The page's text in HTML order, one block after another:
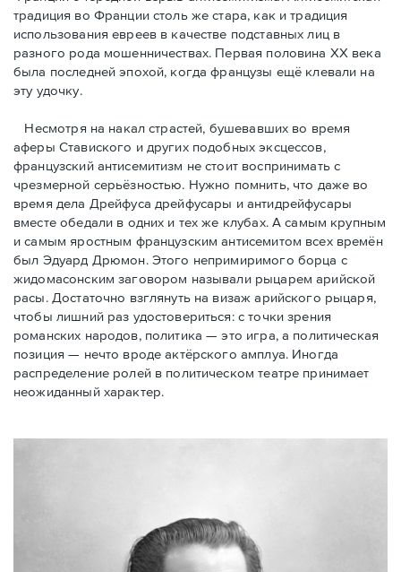
традиция во Франции столь же стара, как и традиция
использования евреев в качестве подставных лиц в
разного рода мошенничествах. Первая половина ХХ века
была последней эпохой, когда французы ещё клевали на
эту удочку.
Несмотря на накал страстей, бушевавших во время
аферы Ставиского и других подобных эксцессов,
французский антисемитизм не стоит воспринимать с
чрезмерной серьёзностью. Нужно помнить, что даже во
время дела Дрейфуса дрейфусары и антидрейфусары
вместе обедали в одних и тех же клубах. А самым крупным
и самым яростным французским антисемитом всех времён
был Эдуард Дрюмон. Этого непримиримого борца с
жидомасонским заговором называли рыцарем арийской
расы. Достаточно взглянуть на визаж арийского рыцаря,
чтобы лишний раз удостовериться: с точки зрения
романских народов, политика — это игра, а политическая
позиция — нечто вроде актёрского амплуа. Иногда
распределение ролей в политическом театре принимает
неожиданный характер.